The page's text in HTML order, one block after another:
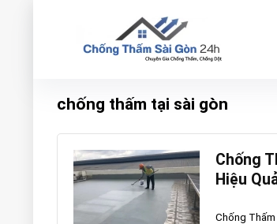
chống thấm tại sài gòn
Chống
Hiệu
Chống